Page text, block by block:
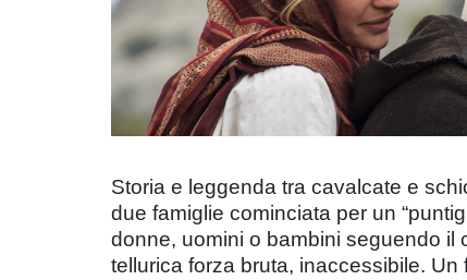
Storia e leggenda tra cavalcate e
due famiglie cominciata per un
donne, uomini o bambini seguendo il
tellurica forza bruta, inaccessibile.